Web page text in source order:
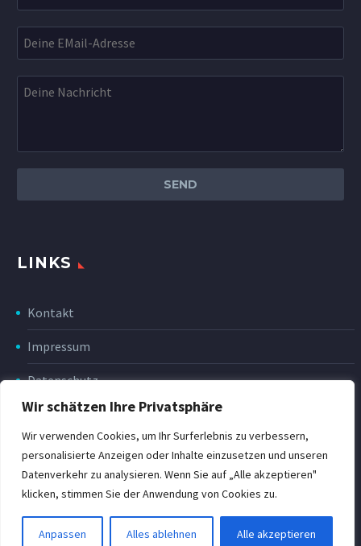
Wir schätzen Ihre Privatsphäre
Wir verwenden Cookies, um Ihr Surferlebnis zu verbessern,
personalisierte Anzeigen oder Inhalte einzusetzen und unseren
Datenverkehr zu analysieren. Wenn Sie auf „Alle akzeptieren"
klicken, stimmen Sie der Anwendung von Cookies zu.
Anpassen Alles ablehnen Alle akzeptieren
LINKS
Kontakt
Impressum
Datenschutz
Disclaimer
Rückgabe & Erstattung
POWER Shop v3